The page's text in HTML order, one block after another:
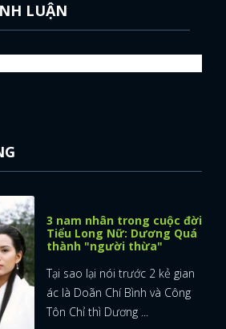
LUẬN
3 nam nhân trong cuộc đời
Tiểu Long Nữ: Dương Quá
thành "người thừa"
Tại sao lại nói trước 2 kẻ gian
ác là Doãn Chí Bình và Công
Tôn Chỉ thì Dương ...